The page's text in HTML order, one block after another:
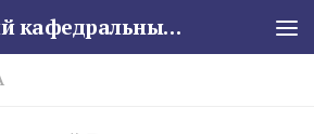
Свято-Троицкий кафедральный собор